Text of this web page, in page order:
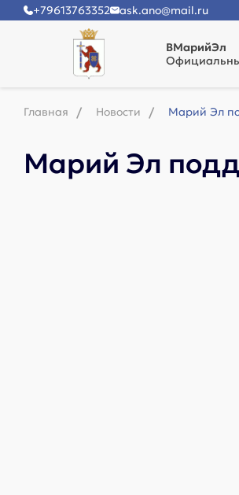
+79613763352 ask.ano@mail.ru
ВМарийЭл
Главная Новости Марий Эл
Марий Эл